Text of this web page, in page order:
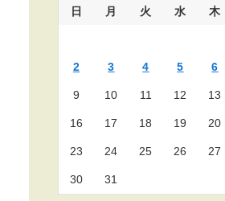
日 月 火 水 木
2 3 4 5 6
9 10 11 12 13
16 17 18 19 20
23 24 25 26 27
30 31